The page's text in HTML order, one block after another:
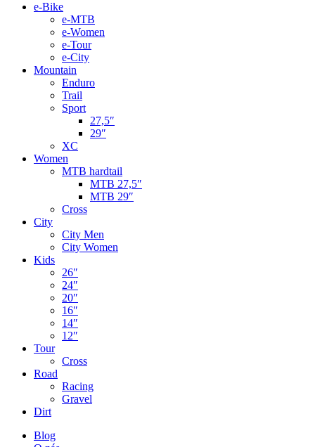
e-Bike
e-MTB
e-Women
e-Tour
e-City
Mountain
Enduro
Trail
Sport
27,5″
29″
XC
Women
MTB hardtail
MTB 27,5″
MTB 29″
Cross
City
City Men
City Women
Kids
26″
24″
20″
16″
14″
12″
Tour
Cross
Road
Racing
Gravel
Dirt
Blog